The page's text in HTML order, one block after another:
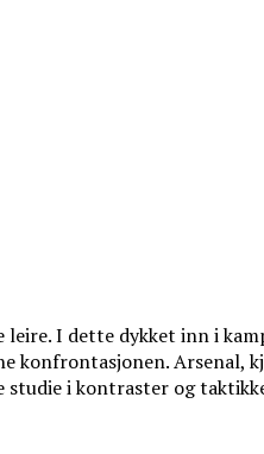
I dette dykket inn i
konfrontasjonen.
i kontraster og